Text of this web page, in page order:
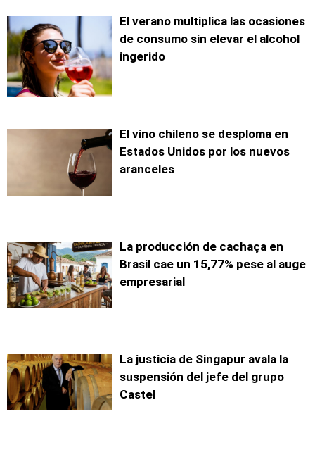
El verano multiplica las ocasiones
de consumo sin elevar el alcohol
ingerido
El vino chileno se desploma en
Estados Unidos por los nuevos
aranceles
La producción de cachaça en
Brasil cae un 15,77% pese al auge
empresarial
La justicia de Singapur avala la
suspensión del jefe del grupo
Castel